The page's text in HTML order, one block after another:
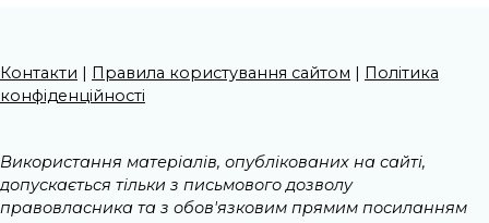
Контакти | Правила користування сайтом | Політика
конфіденційності
Використання матеріалів, опублікованих на сайті,
допускається тільки з письмового дозволу
правовласника та з обов'язковим прямим посиланням